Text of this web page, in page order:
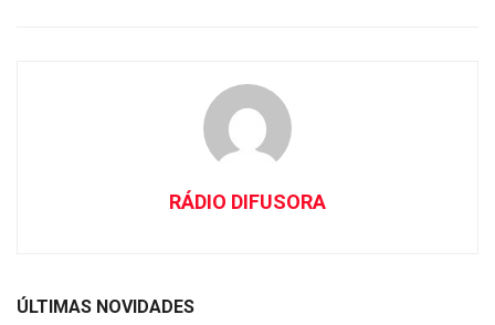
RÁDIO DIFUSORA
ÚLTIMAS NOVIDADES